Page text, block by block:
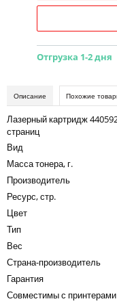
HP
IBM
Kodak
Kyocera
Lexmark
Panasonic
Ricoh
Toshiba
Xerox
Отгрузка 1-2 дня
Описание Похожие
Лазерный картридж
страниц
Вид
Масса тонера, г.
Производитель
Ресурс, стр.
Цвет
Тип
Вес
Страна-производитель
Гарантия
Совместимы с принтерами